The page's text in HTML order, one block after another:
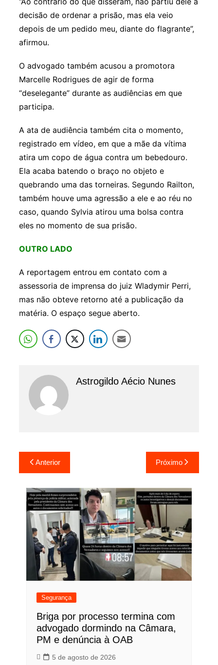
decisão de ordenar a prisão, mas ela veio
depois de um pedido meu, diante do flagrante”,
afirmou.
O advogado também acusou a promotora
Marcelle Rodrigues de agir de forma
“deselegante” durante as audiências em que
participa.
A ata de audiência também cita o momento,
registrado em vídeo, em que a mãe da vítima
atira um copo de água contra um bebedouro.
Ela acaba batendo o braço no objeto e
quebrando uma das torneiras. Segundo Railton,
também houve uma agressão a ele e ao réu no
caso, quando Sylvia atirou uma bolsa contra
eles no momento de sua prisão.
OUTRO LADO
A reportagem entrou em contato com a
assessoria de imprensa do juiz Wladymir Perri,
mas não obteve retorno até a publicação da
matéria. O espaço segue aberto.
Astrogildo Aécio Nunes
Navegação
de
Post
Anterior Próximo
Segurança
Briga por processo termina com
advogado dormindo na Câmara,
PM e denúncia à OAB
5 de agosto de 2026